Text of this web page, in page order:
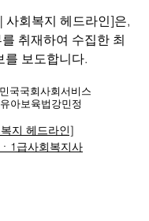
회복지 헤드라인]은,
취재하여 수집한 최
를 보도합니다.
국국회사회서비스
아보육법강민정
지 헤드라인]
1급사회복지사